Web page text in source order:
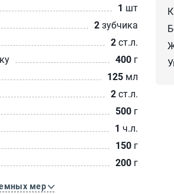
1 шт
2зубчика
2ст.л.
400 г
125 мл
2ст.л.
500 г
1 ч.л.
150 г
200 г
мер